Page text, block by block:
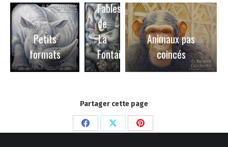
Petits
formats
Fables
de
La
Fontaine
Animaux pas
coincés
Partager cette page
PartagerPartagerPartager